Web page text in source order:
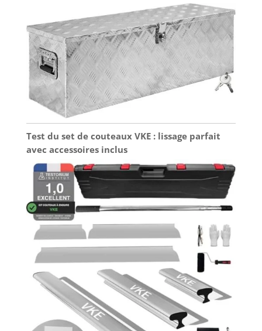
Test du set de couteaux VKE : lissage parfait
avec accessoires inclus